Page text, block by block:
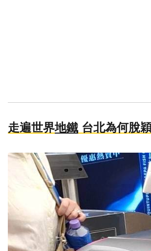
走遍世界地鐵 台北為何脫